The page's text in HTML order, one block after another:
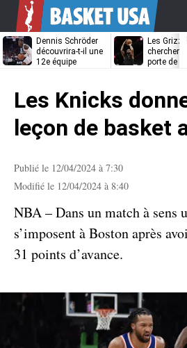
Dennis Schröder
découvrira-t-il une
12e équipe
Les
cherchent
porte de
Unibet
Les Knicks
leçon de basket
Publié le 12/04/2024 à 7:30
Modifié le 12/04/2024 à 8:40
NBA – Dans un match à sens
s’imposent à Boston après
31 points d’avance.